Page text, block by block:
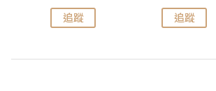
追蹤 追蹤